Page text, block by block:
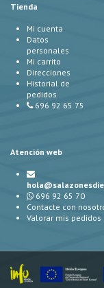
Tienda
Mi cuenta
Datos
personales
Mi carrito
Direcciones
Historial de
pedidos
696 92 65 75
Atención web
696 92 65 70
Contacte con
Valorar mis pedidos